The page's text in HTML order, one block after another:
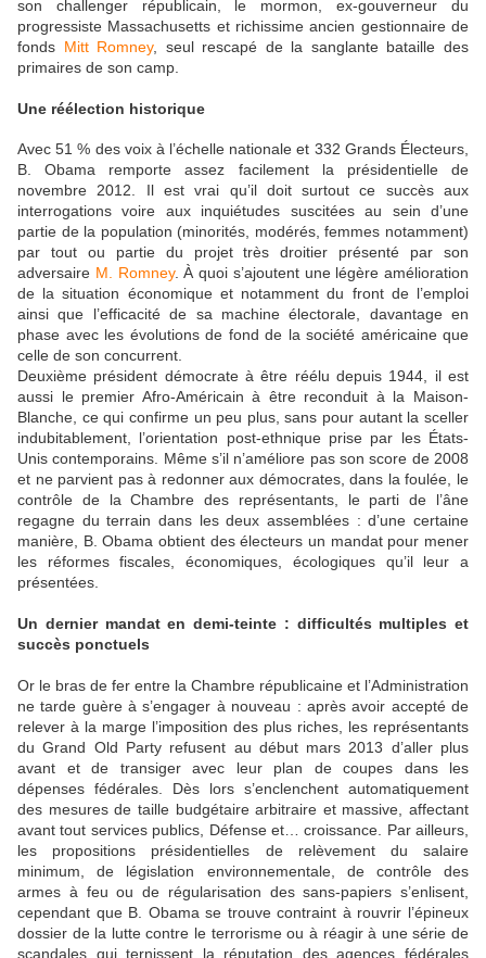
son challenger républicain, le mormon, ex-gouverneur du
progressiste Massachusetts et richissime ancien gestionnaire de
fonds Mitt Romney, seul rescapé de la sanglante bataille des
primaires de son camp.
Une réélection historique
Avec 51 % des voix à l’échelle nationale et 332 Grands Électeurs,
B. Obama remporte assez facilement la présidentielle de
novembre 2012. Il est vrai qu’il doit surtout ce succès aux
interrogations voire aux inquiétudes suscitées au sein d’une
partie de la population (minorités, modérés, femmes notamment)
par tout ou partie du projet très droitier présenté par son
adversaire M. Romney. À quoi s’ajoutent une légère amélioration
de la situation économique et notamment du front de l’emploi
ainsi que l’efficacité de sa machine électorale, davantage en
phase avec les évolutions de fond de la société américaine que
celle de son concurrent.
Deuxième président démocrate à être réélu depuis 1944, il est
aussi le premier Afro-Américain à être reconduit à la Maison-
Blanche, ce qui confirme un peu plus, sans pour autant la sceller
indubitablement, l’orientation post-ethnique prise par les États-
Unis contemporains. Même s’il n’améliore pas son score de 2008
et ne parvient pas à redonner aux démocrates, dans la foulée, le
contrôle de la Chambre des représentants, le parti de l’âne
regagne du terrain dans les deux assemblées : d’une certaine
manière, B. Obama obtient des électeurs un mandat pour mener
les réformes fiscales, économiques, écologiques qu’il leur a
présentées.
Un dernier mandat en demi-teinte : difficultés multiples et
succès ponctuels
Or le bras de fer entre la Chambre républicaine et l’Administration
ne tarde guère à s’engager à nouveau : après avoir accepté de
relever à la marge l’imposition des plus riches, les représentants
du Grand Old Party refusent au début mars 2013 d’aller plus
avant et de transiger avec leur plan de coupes dans les
dépenses fédérales. Dès lors s’enclenchent automatiquement
des mesures de taille budgétaire arbitraire et massive, affectant
avant tout services publics, Défense et… croissance. Par ailleurs,
les propositions présidentielles de relèvement du salaire
minimum, de législation environnementale, de contrôle des
armes à feu ou de régularisation des sans-papiers s’enlisent,
cependant que B. Obama se trouve contraint à rouvrir l’épineux
dossier de la lutte contre le terrorisme ou à réagir à une série de
scandales qui ternissent la réputation des agences fédérales